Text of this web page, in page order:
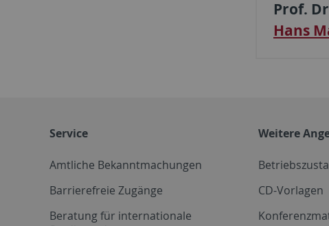
Prof.
Hans
Service
Amtliche Bekanntmachungen
Barrierefreie Zugänge
Beratung für internationale
Weitere
CD-Vorlagen